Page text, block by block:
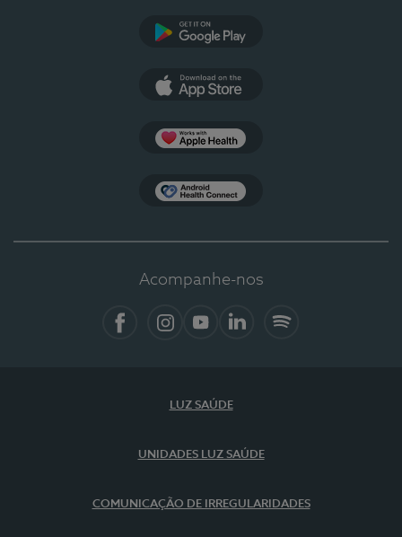
Acompanhe-nos
LUZ SAÚDE
UNIDADES LUZ SAÚDE
COMUNICAÇÃO DE IRREGULARIDADES